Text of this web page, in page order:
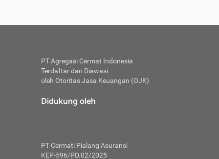
PT Agregasi Cermat Indonesia
Terdaftar dan Diawasi
oleh Otoritas Jasa Keuangan (OJK)
Didukung oleh
PT Cermati Pialang Asuransi
KEP-596/PD.02/2025